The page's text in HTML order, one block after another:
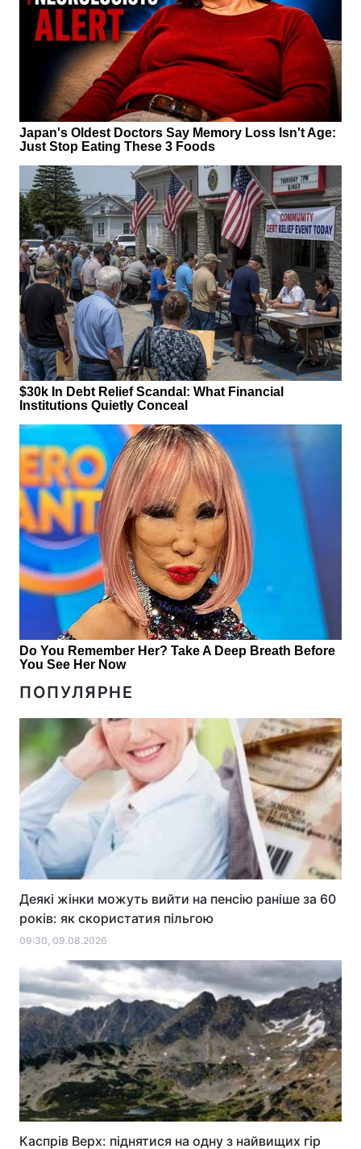
ПОПУЛЯРНЕ
Деякі жінки можуть вийти на пенсію раніше за 60
років: як скористатия пільгою
09:30, 09.08.2026
Каспрів Верх: піднятися на одну з найвищих гір